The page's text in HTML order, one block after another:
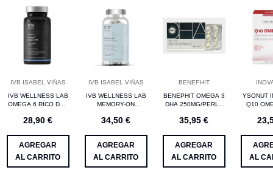
IVB ISABEL VIÑAS
IVB WELLNESS LAB
OMEGA 6 RICO DHA
GLUTEN
28,90 €
AGREGAR
AL CARRITO
IVB ISABEL VIÑAS
IVB WELLNESS LAB
MEMORY-ON
CON BACOPA 60
34,50 €
AGREGAR
AL CARRITO
BENEPHIT
BENEPHIT OMEGA 3
DHA 250MG/PERLA
VEGETALES
35,95 €
AGREGAR
AL CARRITO
YSONUT
Q10
AL